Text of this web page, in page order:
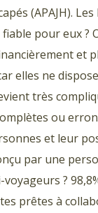
(APAJH).
fiable pour eux
et
elles ne
très
ou
et leur
par une
?
prêtes à